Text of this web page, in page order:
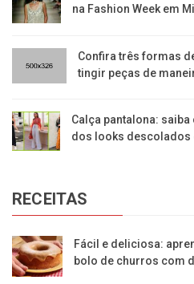
na Fashion Week em
Confira três formas
tingir peças de
Calça pantalona:
dos looks descolados
RECEITAS
Fácil e deliciosa:
bolo de churros com